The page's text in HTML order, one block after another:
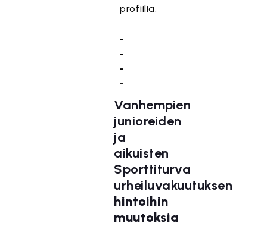
profiilia.
-
-
-
-
Vanhempien
junioreiden
ja
aikuisten
Sporttiturva
urheiluvakuutuksen
hintoihin
muutoksia